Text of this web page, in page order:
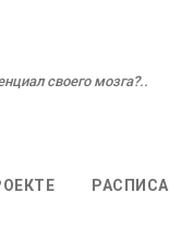
своего мозга?..